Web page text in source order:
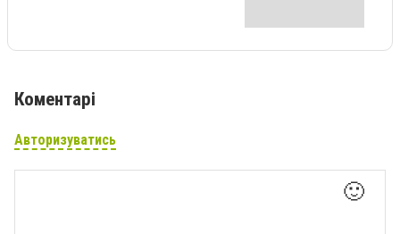
Коментарі
Авторизуватись
🙂